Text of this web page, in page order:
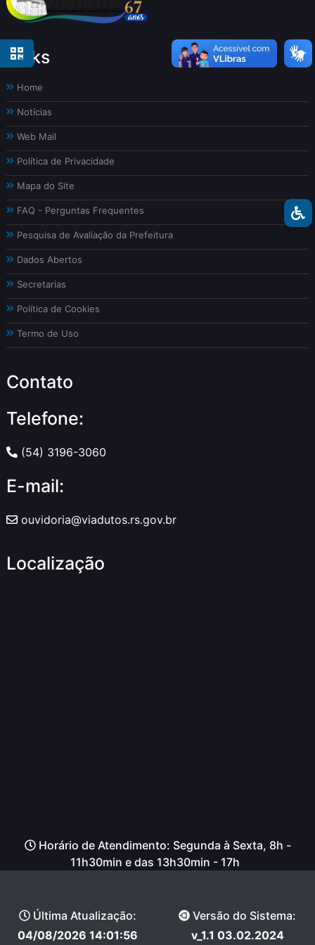
Links
Home
Notícias
Web Mail
Política de Privacidade
Mapa do Site
FAQ - Perguntas Frequentes
Pesquisa de Avaliação da Prefeitura
Dados Abertos
Secretarias
Política de Cookies
Termo de Uso
Contato
Telefone:
(54) 3196-3060
E-mail:
ouvidoria@viadutos.rs.gov.br
Localização
Horário de Atendimento: Segunda à Sexta, 8h -
11h30min e das 13h30min - 17h
Última Atualização:
04/08/2026 14:01:56
Versão do Sistema:
v_1.1 03.02.2024